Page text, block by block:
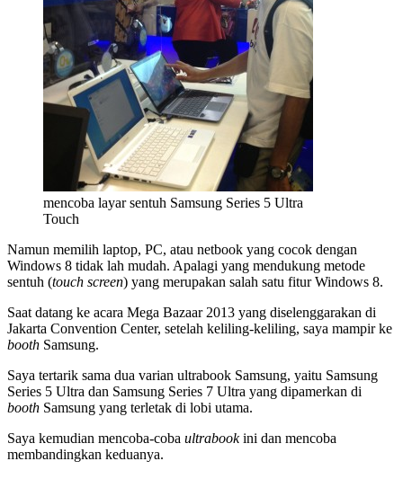
mencoba layar sentuh Samsung Series 5 Ultra
Touch
Namun memilih laptop, PC, atau netbook yang cocok dengan
Windows 8 tidak lah mudah. Apalagi yang mendukung metode
sentuh (touch screen) yang merupakan salah satu fitur Windows 8.
Saat datang ke acara Mega Bazaar 2013 yang diselenggarakan di
Jakarta Convention Center, setelah keliling-keliling, saya mampir ke
booth Samsung.
Saya tertarik sama dua varian ultrabook Samsung, yaitu Samsung
Series 5 Ultra dan Samsung Series 7 Ultra yang dipamerkan di
booth Samsung yang terletak di lobi utama.
Saya kemudian mencoba-coba ultrabookini dan mencoba
membandingkan keduanya.